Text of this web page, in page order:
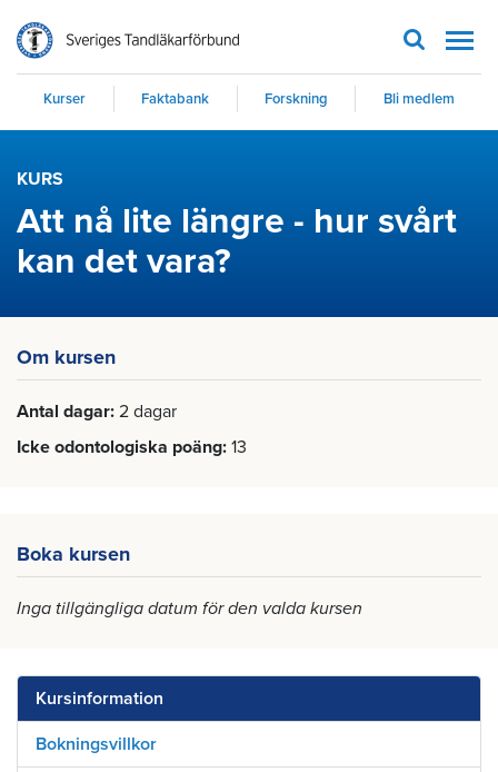
Kurser Faktabank Forskning Bli medlem
KURS
Att nå lite längre - hur svårt
kan det vara?
Om kursen
Antal dagar 2 dagar
Icke odontologiska poäng 13
Boka kursen
Inga tillgängliga datum för den valda kursen
Kursinformation
Bokningsvillkor